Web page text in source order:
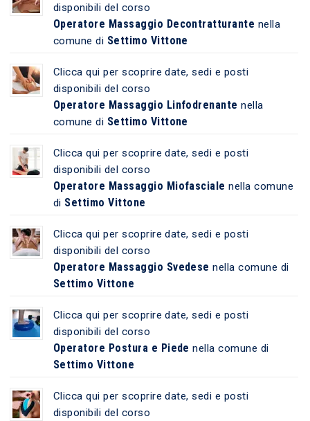
disponibili del corso
Operatore Massaggio Decontratturante nella
comune di Settimo Vittone
Clicca qui per scoprire date, sedi e posti
disponibili del corso
Operatore Massaggio Linfodrenante nella
comune di Settimo Vittone
Clicca qui per scoprire date, sedi e posti
disponibili del corso
Operatore Massaggio Miofasciale nella comune
di Settimo Vittone
Clicca qui per scoprire date, sedi e posti
disponibili del corso
Operatore Massaggio Svedese nella comune di
Settimo Vittone
Clicca qui per scoprire date, sedi e posti
disponibili del corso
Operatore Postura e Piede nella comune di
Settimo Vittone
Clicca qui per scoprire date, sedi e posti
disponibili del corso